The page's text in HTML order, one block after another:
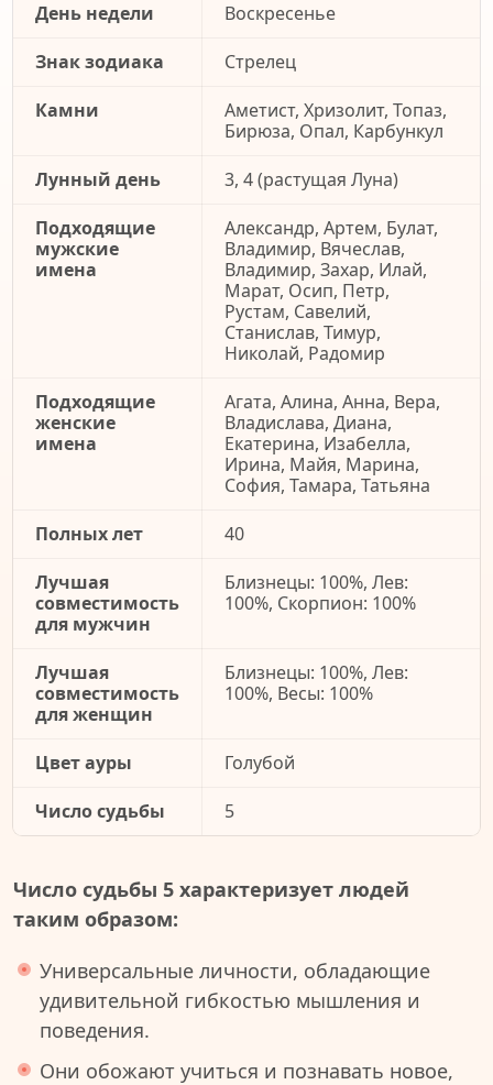
День недели
Воскресенье
Знак зодиака
Стрелец
Камни
Аметист, Хризолит, Топаз,
Бирюза, Опал, Карбункул
Лунный день
3, 4 (растущая Луна)
Подходящие
мужские
имена
Александр, Артем, Булат,
Владимир, Вячеслав,
Владимир, Захар, Илай,
Марат, Осип, Петр,
Рустам, Савелий,
Станислав, Тимур,
Николай, Радомир
Подходящие
женские
имена
Агата, Алина, Анна, Вера,
Владислава, Диана,
Екатерина, Изабелла,
Ирина, Майя, Марина,
София, Тамара, Татьяна
Полных лет
40
Лучшая
совместимость
для мужчин
Близнецы: 100%, Лев:
100%, Скорпион: 100%
Лучшая
совместимость
для женщин
Близнецы: 100%, Лев:
100%, Весы: 100%
Цвет ауры
Голубой
Число судьбы
5
Число судьбы 5 характеризует людей
таким образом:
Универсальные личности, обладающие
удивительной гибкостью мышления и
поведения.
Они обожают учиться и познавать новое,